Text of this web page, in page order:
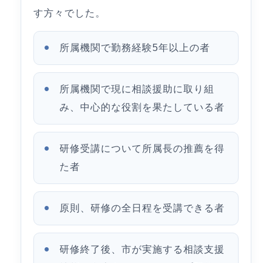
す方々でした。
所属機関で勤務経験5年以上の者
所属機関で現に相談援助に取り組
み、中心的な役割を果たしている者
研修受講について所属長の推薦を得
た者
原則、研修の全日程を受講できる者
研修終了後、市が実施する相談支援